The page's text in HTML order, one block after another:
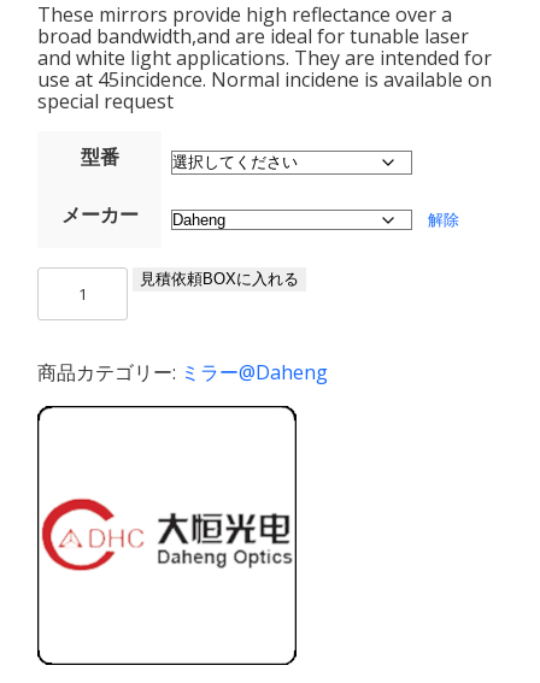
These mirrors provide high reflectance over a
broad bandwidth,and are ideal for tunable laser
and white light applications. They are intended for
use at 45incidence. Normal incidene is available on
special request
型番
メーカー 解除
反
射
ミ
個
見積依頼BOXに入れる
商品カテゴリー: ミラー@Daheng